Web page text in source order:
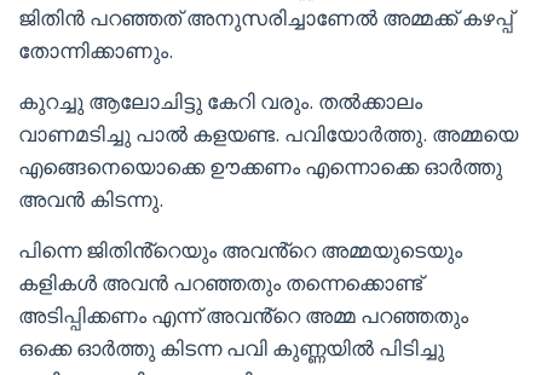
ജിതിൻ പറഞ്ഞത് അനുസരിച്ചാണേൽ അമ്മക്ക് കഴപ്പ്
തോന്നിക്കാണും.
കുറച്ചു ആലോചിട്ടു കേറി വരും. തൽക്കാലം
വാണമടിച്ചു പാൽ കളയണ്ട. പവിയോർത്തു. അമ്മയെ
എങ്ങെനെയൊക്കെ ഊക്കണം എന്നൊക്കെ ഓർത്തു
അവൻ കിടന്നു.
പിന്നെ ജിതിൻ്റെയും അവൻ്റെ അമ്മയുടെയും
കളികൾ അവൻ പറഞ്ഞതും തന്നെക്കൊണ്ട്
അടിപ്പിക്കണം എന്ന് അവൻ്റെ അമ്മ പറഞ്ഞതും
ഒക്കെ ഓർത്തു കിടന്ന പവി കുണ്ണയിൽ പിടിച്ചു